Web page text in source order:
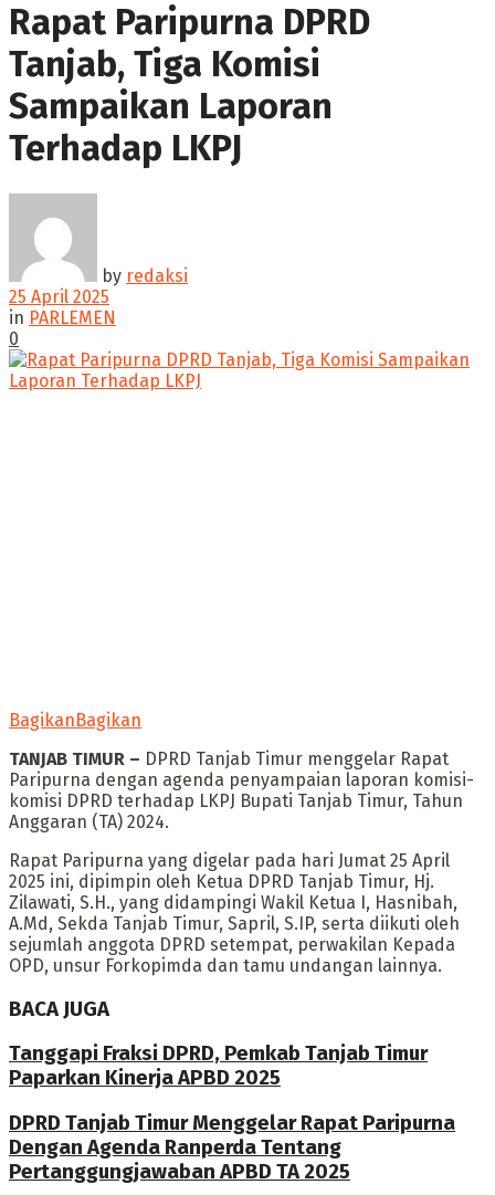
Rapat Paripurna DPRD
Tanjab, Tiga Komisi
Sampaikan Laporan
Terhadap LKPJ
by redaksi
25 April 2025
in PARLEMEN
0
BagikanBagikan
TANJAB TIMUR – DPRD Tanjab Timur menggelar Rapat
Paripurna dengan agenda penyampaian laporan komisi-
komisi DPRD terhadap LKPJ Bupati Tanjab Timur, Tahun
Anggaran (TA) 2024.
Rapat Paripurna yang digelar pada hari Jumat 25 April
2025 ini, dipimpin oleh Ketua DPRD Tanjab Timur, Hj.
Zilawati, S.H., yang didampingi Wakil Ketua I, Hasnibah,
A.Md, Sekda Tanjab Timur, Sapril, S.IP, serta diikuti oleh
sejumlah anggota DPRD setempat, perwakilan Kepada
OPD, unsur Forkopimda dan tamu undangan lainnya.
BACA JUGA
Tanggapi Fraksi DPRD, Pemkab Tanjab Timur
Paparkan Kinerja APBD 2025
DPRD Tanjab Timur Menggelar Rapat Paripurna
Dengan Agenda Ranperda Tentang
Pertanggungjawaban APBD TA 2025